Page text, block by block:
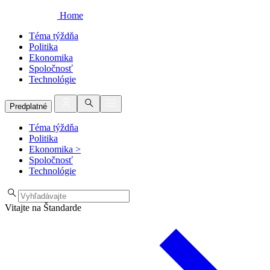
Home
Téma týždňa
Politika
Ekonomika
Spoločnosť
Technológie
Predplatné
Téma týždňa
Politika
Ekonomika >
Spoločnosť
Technológie
Vitajte na Štandarde